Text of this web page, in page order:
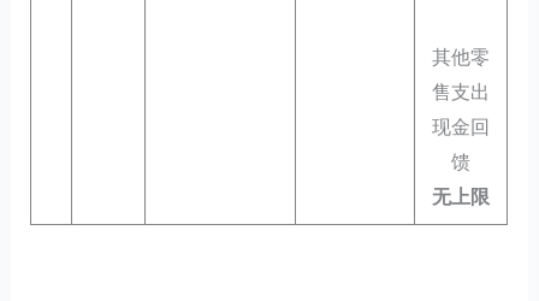
其他零
售支出
现金回
馈
无上限